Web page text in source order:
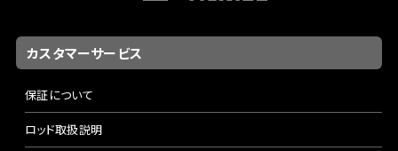
カスタマーサービス
保証について
ロッド取扱説明